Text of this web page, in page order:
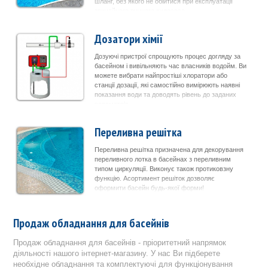
Дозатори хімії
Дозуючі пристрої спрощують процес догляду за
басейном і вивільняють час власників водойм. Ви
можете вибрати найпростіші хлоратори або
станції дозації, які самостійно вимірюють наявні
показання води та доводять рівень до заданих
Переливна решітка
Переливна решітка призначена для декорування
переливного лотка в басейнах з переливним
типом циркуляції. Виконує також протиковзну
функцію. Асортимент решіток дозволяє
оформити басейн будь-якої форми!
Продаж обладнання для басейнів
Продаж обладнання для басейнів - пріоритетний напрямок
діяльності нашого інтернет-магазину. У нас Ви підберете
необхідне обладнання та комплектуючі для функціонування